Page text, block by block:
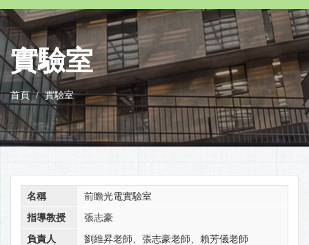
實驗室
首頁 實驗室
名稱
前瞻光電實驗室
指導教授
張志豪
負責人
劉維昇老師、張志豪老師、賴芳儀老師